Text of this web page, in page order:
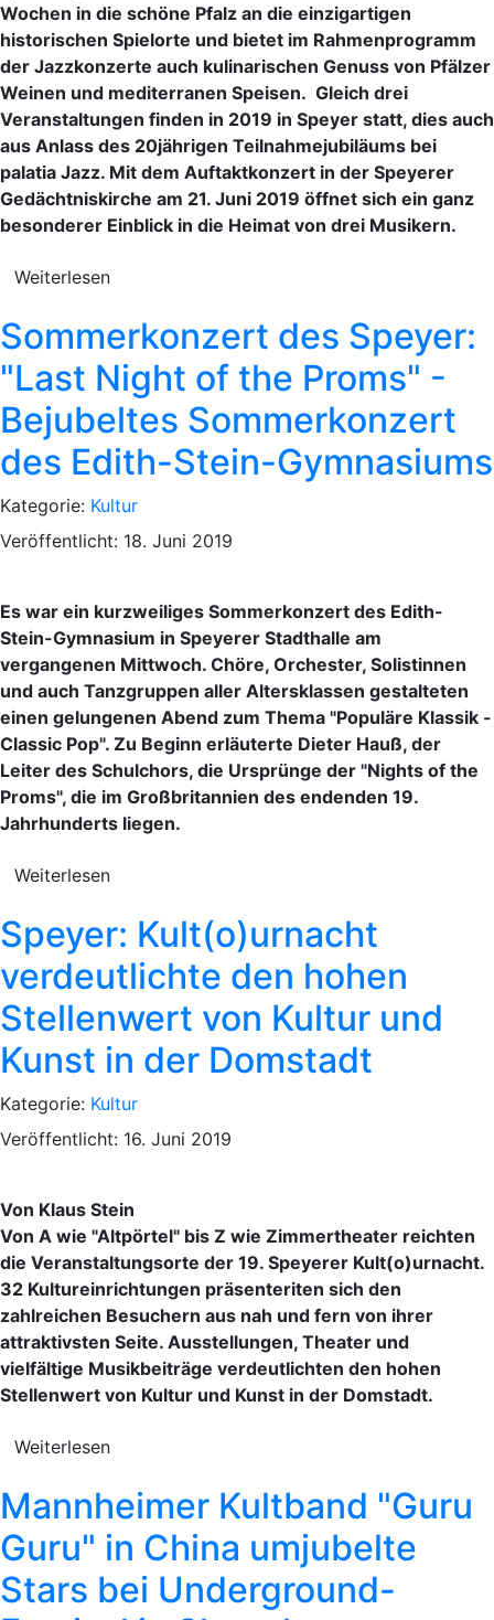
Wochen in die schöne Pfalz an die einzigartigen
historischen Spielorte und bietet im Rahmenprogramm
der Jazzkonzerte auch kulinarischen Genuss von Pfälzer
Weinen und mediterranen Speisen. Gleich drei
Veranstaltungen finden in 2019 in Speyer statt, dies auch
aus Anlass des 20jährigen Teilnahmejubiläums bei
palatia Jazz. Mit dem Auftaktkonzert in der Speyerer
Gedächtniskirche am 21. Juni 2019 öffnet sich ein ganz
besonderer Einblick in die Heimat von drei Musikern.
Weiterlesen
Sommerkonzert des Speyer:
"Last Night of the Proms" -
Bejubeltes Sommerkonzert
des Edith-Stein-Gymnasiums
Kategorie: Kultur
Veröffentlicht: 18. Juni 2019
Es war ein kurzweiliges Sommerkonzert des Edith-
Stein-Gymnasium in Speyerer Stadthalle am
vergangenen Mittwoch. Chöre, Orchester, Solistinnen
und auch Tanzgruppen aller Altersklassen gestalteten
einen gelungenen Abend zum Thema "Populäre Klassik -
Classic Pop". Zu Beginn erläuterte Dieter Hauß, der
Leiter des Schulchors, die Ursprünge der "Nights of the
Proms", die im Großbritannien des endenden 19.
Jahrhunderts liegen.
Weiterlesen
Speyer: Kult(o)urnacht
verdeutlichte den hohen
Stellenwert von Kultur und
Kunst in der Domstadt
Kategorie: Kultur
Veröffentlicht: 16. Juni 2019
Von Klaus Stein
Von A wie "Altpörtel" bis Z wie Zimmertheater reichten
die Veranstaltungsorte der 19. Speyerer Kult(o)urnacht.
32 Kultureinrichtungen präsenteriten sich den
zahlreichen Besuchern aus nah und fern von ihrer
attraktivsten Seite. Ausstellungen, Theater und
vielfältige Musikbeiträge verdeutlichten den hohen
Stellenwert von Kultur und Kunst in der Domstadt.
Weiterlesen
Mannheimer Kultband "Guru
Guru" in China umjubelte
Stars bei Underground-